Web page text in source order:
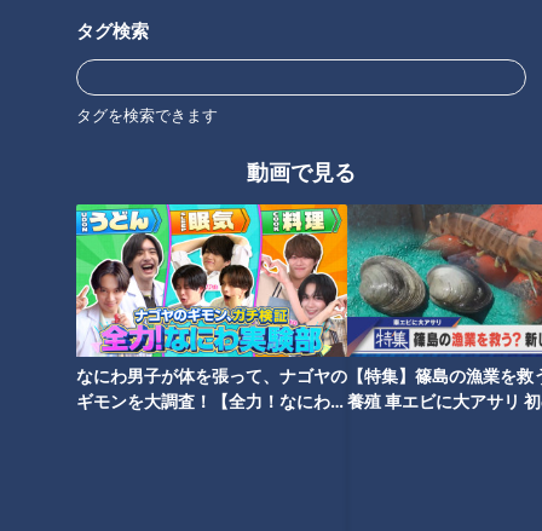
タグ検索
タグを検索できます
動画で見る
なにわ男子が体を張って、ナゴヤの
ギモンを大調査！【全力！なにわ実
【特集】篠島の漁業を救
養殖 車エビに大アサリ
オススメ関連コンテンツ
見どころ完全攻略！動物園マニ
アが教える秋の「東山動植物
100円遊び場？もふもふ動物
園？スリル日本一！？愛知の新
穴場スポット大調査！【花咲か
タイムズ】